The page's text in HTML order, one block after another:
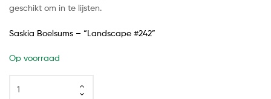
geschikt om in te lijsten.
Saskia Boelsums – “Landscape #242”
Op voorraad